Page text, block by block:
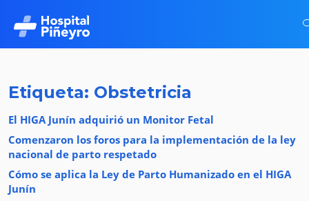
Etiqueta: Obstetricia
El HIGA Junín adquirió un Monitor Fetal
Comenzaron los foros para la implementación de la ley
nacional de parto respetado
Cómo se aplica la Ley de Parto Humanizado en el HIGA
Junín